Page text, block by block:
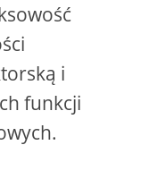
i
funkcji